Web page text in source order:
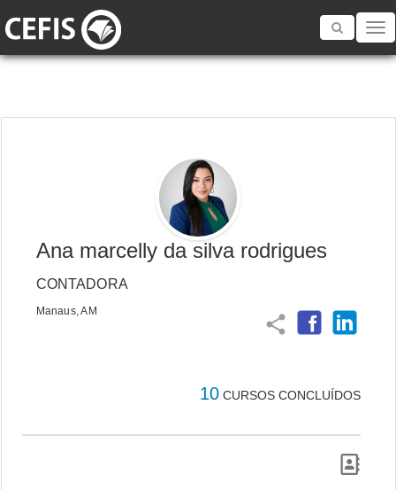
Toggle
Ana marcelly da silva rodrigues
CONTADORA
Manaus, AM
share
10 CURSOS CONCLUÍDOS